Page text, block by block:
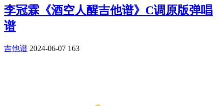
李冠霖《酒空人醒吉他谱》C调原版弹唱
谱
吉他谱 2024-06-07 163